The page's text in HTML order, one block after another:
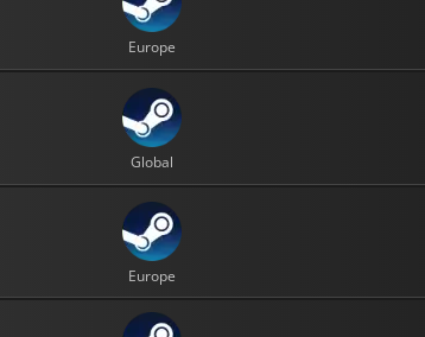
Europe
Global
Europe